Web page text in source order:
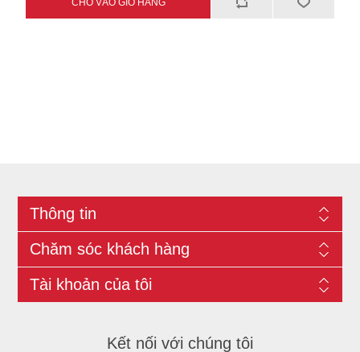
Thông tin
Chăm sóc khách hàng
Tài khoản của tôi
Kết nối với chúng tôi